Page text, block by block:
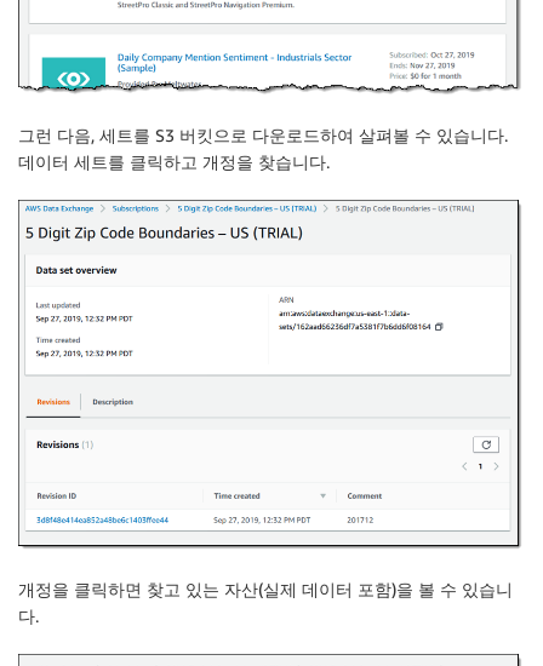
그런 다음, 세트를 S3 버킷으로 다운로드하여 살펴볼 수 있습니다.
데이터 세트를 클릭하고 개정을 찾습니다.
개정을 클릭하면 찾고 있는 자산(실제 데이터 포함)을 볼 수 있습니
다.